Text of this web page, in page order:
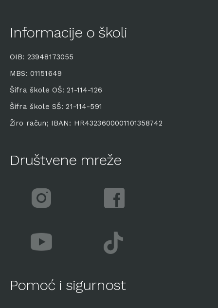
Informacije o školi
OIB: 23948173055
MBS: 01151649
Šifra škole OŠ: 21-114-126
Šifra škole SŠ: 21-114-591
Žiro račun; IBAN: HR4323600001101358742
Društvene mreže
Pomoć i sigurnost